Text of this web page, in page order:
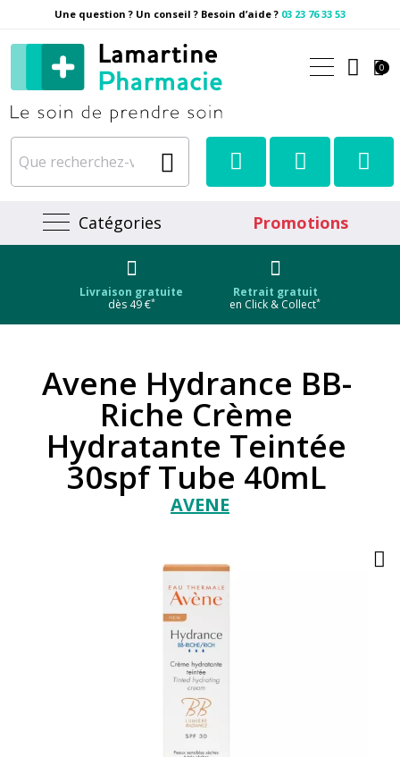
Une question ? Un conseil ? Besoin d’aide ? 03 23 76 33 53
Pharmacie Lamartine
0
Catégories Promotions
Livraison gratuite
dès 49 €*
Retrait gratuit
en Click & Collect*
Avene Hydrance BB-
Riche Crème
Hydratante Teintée
30spf Tube 40mL
AVENE